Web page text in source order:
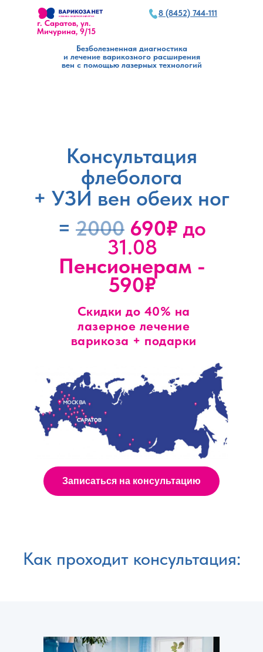
Безболезненная диагностика
и лечение варикозного расширения
вен с помощью лазерных технологий
8 (8452) 744-111
г. Саратов, ул.
Мичурина, 9/15
Консультация
флеболога
+ УЗИ вен обеих ног
Скидки до 40% на
лазерное лечение
варикоза + подарки
Записаться на консультацию
= 2000 690₽ до
31.08
Пенсионерам -
590₽
Как проходит консультация: